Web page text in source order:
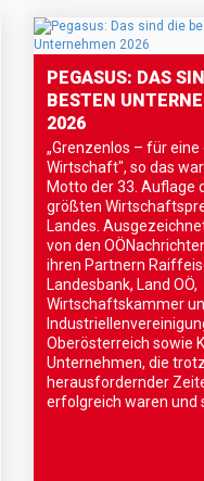
PEGASUS: DAS
BESTEN
2026
„Grenzenlos – für
Wirtschaft", so das
Motto der 33. Auflage
größten
Landes.
von den
ihren Partnern
Landesbank, Land OÖ,
Wirtschaftskammer
Oberösterreich sowie
Unternehmen, die trotz
herausfordernder
erfolgreich waren und